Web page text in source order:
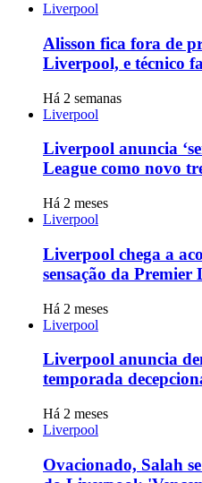
Liverpool
Alisson fica fora de
Liverpool, e técnico
Há 2 semanas
Liverpool
Liverpool anuncia
League como novo
Há 2 meses
Liverpool
Liverpool chega a
sensação da Premier
Há 2 meses
Liverpool
Liverpool anuncia
temporada
Há 2 meses
Liverpool
Ovacionado, Salah